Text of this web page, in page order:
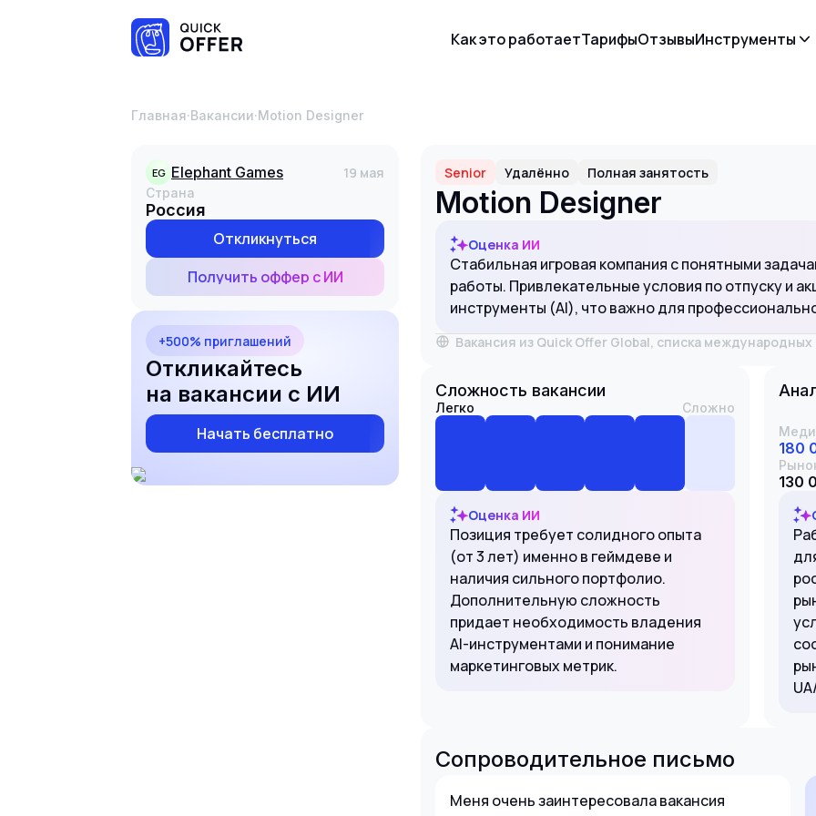
Как это работаетТарифыОтзывыИнструменты
Главная·Вакансии· Motion Designer
EG Elephant Games 19 мая
Страна
Россия
Откликнуться
Получить оффер с ИИ
+500% приглашений
Откликайтесь
на вакансии с ИИ
Начать бесплатно
Senior Удалённо Полная занятость
Motion Designer
Оценка ИИ
Стабильная игровая компания с понятными
работы. Привлекательные условия по отпуску и
инструменты (AI), что важно для
Вакансия из Quick Offer Global, списка
Сложность вакансии
Легко Сложно
Оценка ИИ
Позиция требует солидного опыта
(от 3 лет) именно в геймдеве и
наличия сильного портфолио.
Дополнительную сложность
придает необходимость владения
AI-инструментами и понимание
маркетинговых метрик.
180
130
Сопроводительное письмо
Меня очень заинтересовала вакансия